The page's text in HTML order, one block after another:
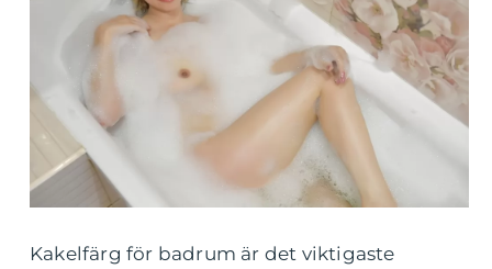
Kakelfärg för badrum är det viktigaste